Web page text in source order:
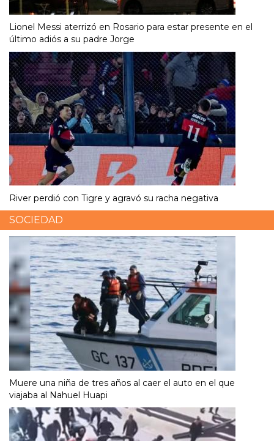
Lionel Messi aterrizó en Rosario para estar presente en el
último adiós a su padre Jorge
River perdió con Tigre y agravó su racha negativa
SOCIEDAD
Muere una niña de tres años al caer el auto en el que
viajaba al Nahuel Huapi